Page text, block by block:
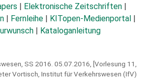
Elektronische Zeitschriften
Fernleihe KITopen-Medienportal
Kataloganleitung
SS 2016. 05.07.2016, [Vorlesung 11,
Vortisch, Institut für Verkehrswesen (IfV)